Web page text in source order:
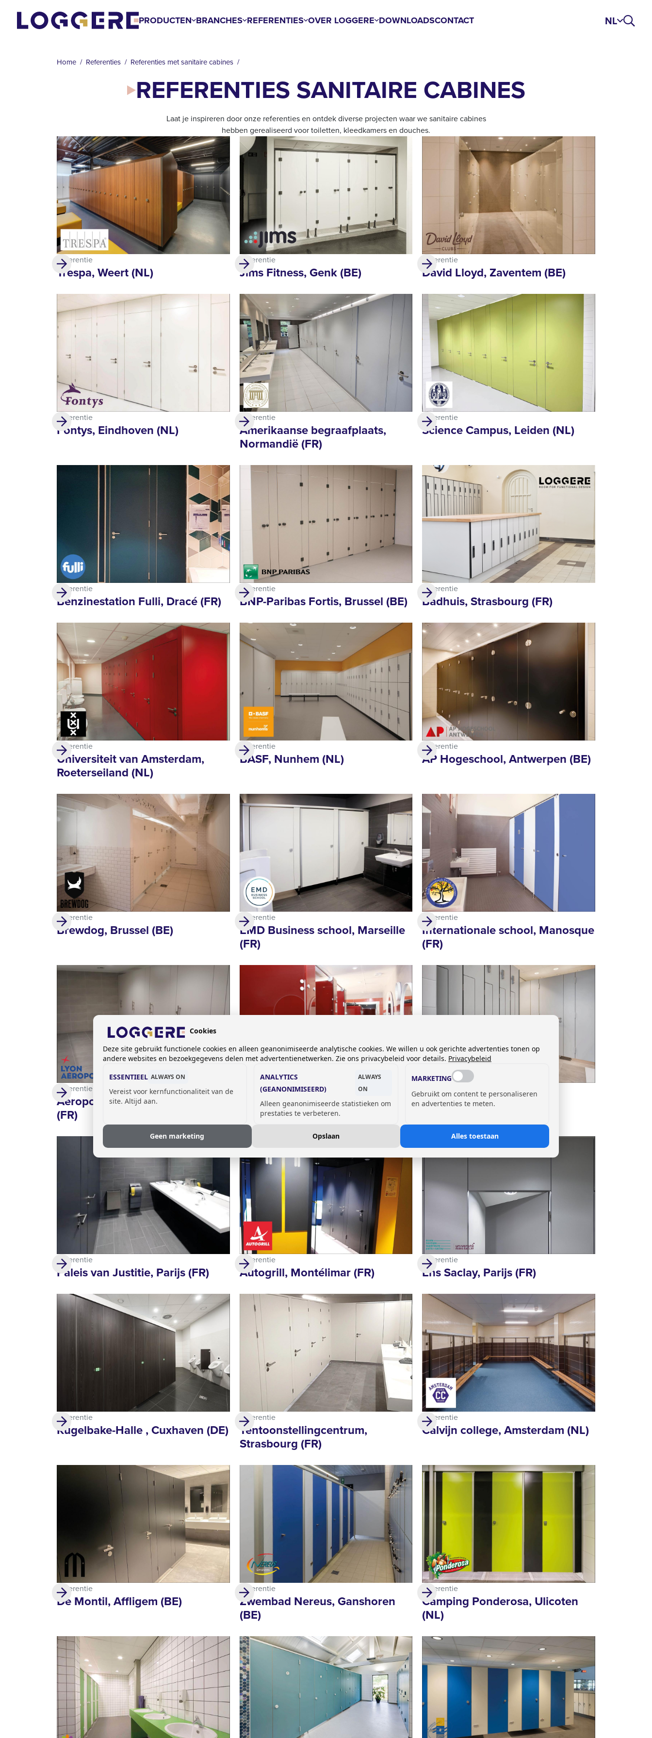
PRODUCTEN BRANCHES REFERENTIES OVER LOGGERE DOWNLOADSCONTACT NL
Home Referenties Referenties met sanitaire cabines
REFERENTIES SANITAIRE CABINES
Laat je inspireren door onze referenties en ontdek diverse projecten waar we sanitaire cabines
hebben gerealiseerd voor toiletten, kleedkamers en douches.
Referentie
Trespa, Weert (NL)
Referentie
Jims Fitness, Genk (BE)
Referentie
David Lloyd, Zaventem (BE)
Referentie
Fontys, Eindhoven (NL)
Referentie
Amerikaanse begraafplaats,
Normandië (FR)
Referentie
Science Campus, Leiden (NL)
Referentie
Benzinestation Fulli, Dracé (FR)
Referentie
BNP-Paribas Fortis, Brussel (BE)
Referentie
Badhuis, Strasbourg (FR)
Referentie
Universiteit van Amsterdam,
Roeterseiland (NL)
Referentie
BASF, Nunhem (NL)
Referentie
AP Hogeschool, Antwerpen (BE)
Referentie
Brewdog, Brussel (BE)
Referentie
EMD Business school, Marseille
(FR)
Referentie
Internationale school, Manosque
(FR)
Referentie
Aéroport de Lyon St-Exupery,
(FR)
Referentie
Privélandgoed Port la Galère,
Théoule-sur-Mer (FR)
Referentie
Shimano, Eindhoven (NL)
Referentie
Paleis van Justitie, Parijs (FR)
Referentie
Autogrill, Montélimar (FR)
Referentie
Ens Saclay, Parijs (FR)
Referentie
Kugelbake-Halle , Cuxhaven (DE)
Referentie
Tentoonstellingcentrum,
Strasbourg (FR)
Referentie
Calvijn college, Amsterdam (NL)
Referentie
De Montil, Affligem (BE)
Referentie
Zwembad Nereus, Ganshoren
(BE)
Referentie
Camping Ponderosa, Ulicoten
(NL)
Cookies
Deze site gebruikt functionele cookies en alleen geanonimiseerde analytische cookies. We willen u ook gerichte advertenties tonen op
andere websites en bezoekgegevens delen met advertentienetwerken. Zie ons privacybeleid voor details. Privacybeleid
ESSENTIEEL ALWAYS ON
Vereist voor kernfunctionaliteit van de
site. Altijd aan.
ANALYTICS
(GEANONIMISEERD)
ALWAYS
ON
Alleen geanonimiseerde statistieken om
prestaties te verbeteren.
MARKETING
Gebruikt om content te personaliseren
en advertenties te meten.
Geen marketing Opslaan Alles toestaan